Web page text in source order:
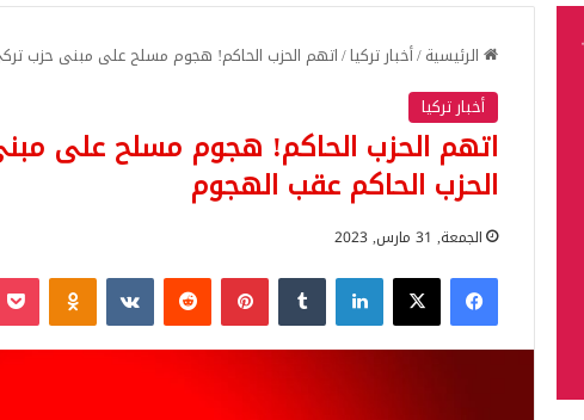
الرئيسية/أخبار تركيا/اتهم الحزب الحاكم! هجوم مسلح على مبنى حزب
أخبار تركيا
اتهم الحزب الحاكم! هجوم مسلح على
الحزب الحاكم عقب الهجوم
الجمعة, 31 مارس, 2023
فيسبوك‫X لينكدإن بينتيريست